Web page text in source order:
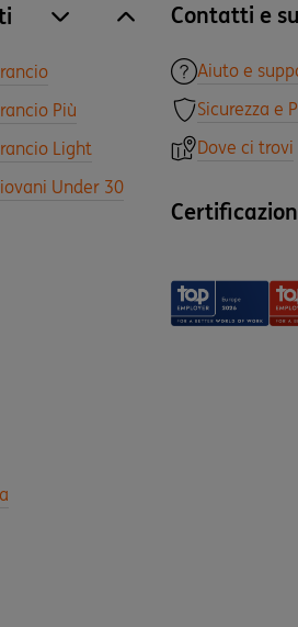
site.accordion.apri [it-IT]
Chiudi Tutti i prodotti
Più
Light
Under 30
Contatti e
Aiuto e
Sicurezza e
Dove ci trovi